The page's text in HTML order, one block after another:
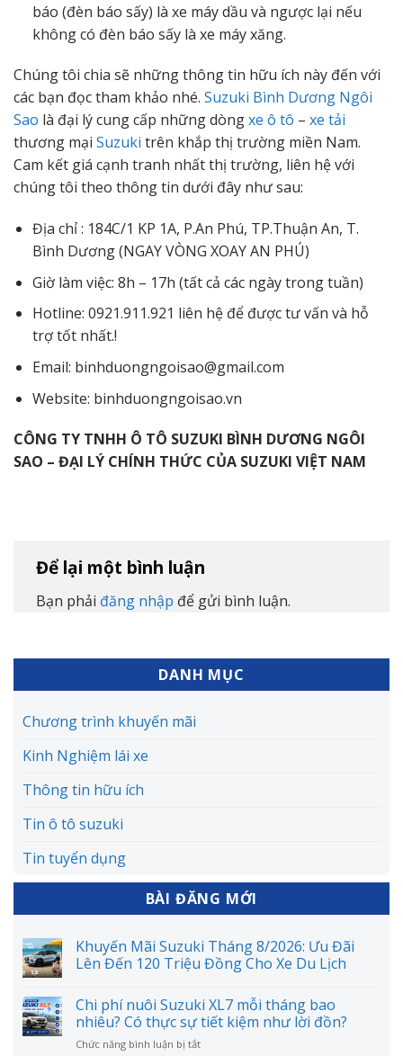
báo (đèn báo sấy) là xe máy dầu và ngược lại nếu
không có đèn báo sấy là xe máy xăng.
Chúng tôi chia sẽ những thông tin hữu ích này đến với
các bạn đọc tham khảo nhé. Suzuki Bình Dương Ngôi
Sao là đại lý cung cấp những dòngxe ô tô – xe tải
thương mại Suzuki trên khắp thị trường miền Nam.
Cam kết giá cạnh tranh nhất thị trường, liên hệ với
chúng tôi theo thông tin dưới đây như sau:
Địa chỉ : 184C/1 KP 1A, P.An Phú, TP.Thuận An, T.
Bình Dương (NGAY VÒNG XOAY AN PHÚ)
Giờ làm việc: 8h – 17h (tất cả các ngày trong tuần)
Hotline: 0921.911.921 liên hệ để được tư vấn và hỗ
trợ tốt nhất.!
Email: binhduongngoisao@gmail.com
Website: binhduongngoisao.vn
CÔNG TY TNHH Ô TÔ SUZUKI BÌNH DƯƠNG NGÔI
SAO – ĐẠI LÝ CHÍNH THỨC CỦA SUZUKI VIỆT NAM
Để lại một bình luận
Bạn phải đăng nhập để gửi bình luận.
DANH MỤC
Chương trình khuyến mãi
Kinh Nghiệm lái xe
Thông tin hữu ích
Tin ô tô suzuki
Tin tuyển dụng
BÀI ĐĂNG MỚI
Khuyến Mãi Suzuki Tháng 8/2026: Ưu Đãi
Lên Đến 120 Triệu Đồng Cho Xe Du Lịch
Chi phí nuôi Suzuki XL7 mỗi tháng bao
nhiêu? Có thực sự tiết kiệm như lời đồn?
Chức năng bình luận bị tắtở